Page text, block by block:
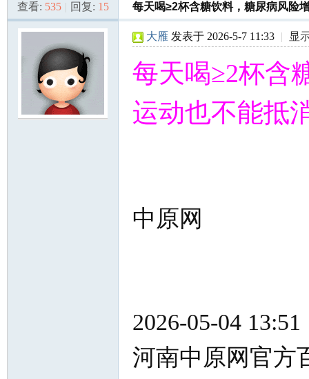
哈» › ›
查看: 535 | 回复: 15 每天喝≥2杯含糖饮料，糖尿病风险
大雁 发表于 2026-5-7 11:33 | 显
每天喝≥2杯含
运动也不能抵
中原网
2026-05-04 13:51
河南中原网官方